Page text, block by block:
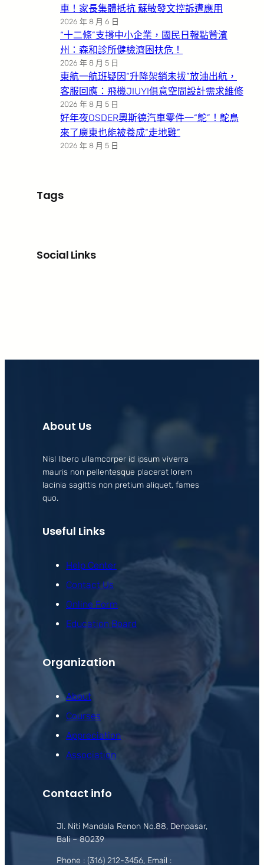
車！家長集體抵抗 蘇敏發文控訴遭應用
2026 年 8 月 6 日
“十二條”支撐中小企業，國民日報點贊濱
州：森和診所健檢濟困扶危！
2026 年 8 月 5 日
東航一航班疑因“升降架銷未拔”放油出航，
客服回應：飛機JIUYI俱意空間設計需求維修
2026 年 8 月 5 日
好年夜OSDER奧斯德汽車零件一“鴕”！鴕鳥
來了廣東也能被養成“走地雞”
2026 年 8 月 5 日
Tags
Social Links
About Us
Nisl libero ullamcorper id ipsum viverra
mauris non pellentesque placerat lorem
lacinia sagittis non pretium aliquet, fames
quo.
Useful Links
Help Center
Contact Us
Online Form
Education Board
Organization
About
Courses
Appreciation
Association
Contact info
Jl. Niti Mandala Renon No.88, Denpasar,
Bali – 80239
Phone : (316) 212-3456, Email :